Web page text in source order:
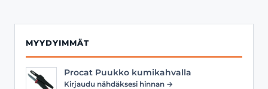
MYYDYIMMÄT
Procat Puukko kumikahvalla
Kirjaudu nähdäksesi hinnan →